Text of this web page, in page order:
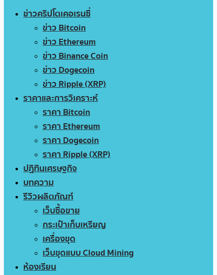
ข่าวคริปโตเคอเรนซี่
ข่าว Bitcoin
ข่าว Ethereum
ข่าว Binance Coin
ข่าว Dogecoin
ข่าว Ripple (XRP)
ราคาและการวิเคราะห์
ราคา Bitcoin
ราคา Ethereum
ราคา Dogecoin
ราคา Ripple (XRP)
ปฏิทินเศรษฐกิจ
บทความ
รีวิวผลิตภัณฑ์
เว็บซื้อขาย
กระเป๋าเก็บเหรียญ
เครื่องขุด
เว็บขุดแบบ Cloud Mining
ห้องเรียน